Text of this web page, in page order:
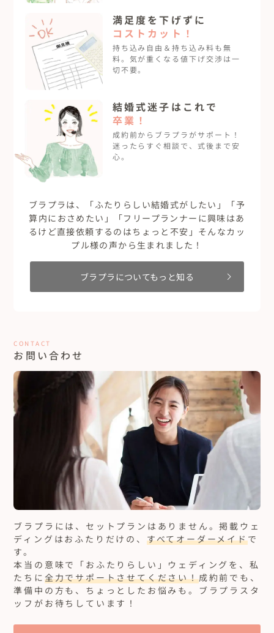
満足度を下げずに
コストカット！
持ち込み自由＆持ち込み料も無
料。気が重くなる値下げ交渉は一
切不要。
結婚式迷子は これで
卒業！
成約前からブラプラがサポート！
迷ったらすぐ相談で、式後まで安
心。
ブラプラは、「ふたりらしい結婚式がしたい」「予
算内におさめたい」「フリープランナーに興味はあ
るけど直接依頼するのはちょっと不安」そんなカッ
プル様の声から生まれました！
ブラプラについてもっと知る
CONTACT
お問い合わせ
ブラプラには、セットプランはありません。掲載ウェ
ディングはおふたりだけの、 すべてオーダーメイドで
す。
本当の意味で「おふたりらしい」ウェディングを、私
たちに 全力でサポートさせてください！成約前でも、
準備中の方も、ちょっとしたお悩みも。ブラプラスタ
ッフがお待ちしています！